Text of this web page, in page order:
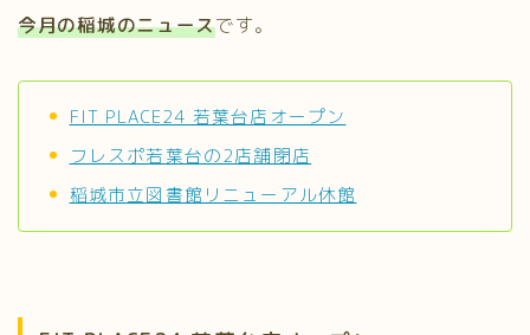
今月の稲城のニュースです。
FIT PLACE24 若葉台店オープン
フレスポ若葉台の2店舗閉店
稲城市立図書館リニューアル休館